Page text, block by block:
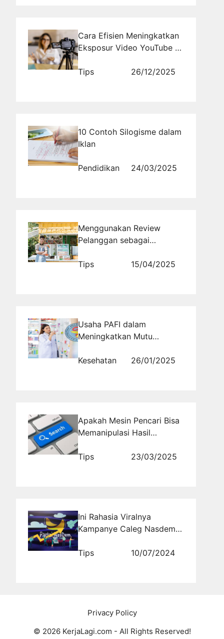
Cara Efisien Meningkatkan
Eksposur Video YouTube di
Jasa View YouTube
Tips 26/12/2025
10 Contoh Silogisme dalam
Iklan
Pendidikan 24/03/2025
Menggunakan Review
Pelanggan sebagai
Tips
15/04/2025
Usaha PAFI dalam
Meningkatkan Mutu
Kesehatan
Kesehatan 26/01/2025
Apakah Mesin Pencari Bisa
Memanipulasi Hasil
Filter Algoritma Bekerja?
Tips 23/03/2025
Ini Rahasia Viralnya
Kampanye Caleg Nasdem
Kamu Ketahui!
Tips 10/07/2024
Privacy Policy
© 2026 KerjaLagi.com - All Rights Reserved!